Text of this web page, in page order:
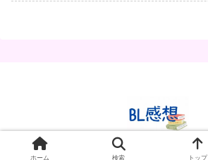
© 2020 BL感想✿.
ホーム 検索 トップ